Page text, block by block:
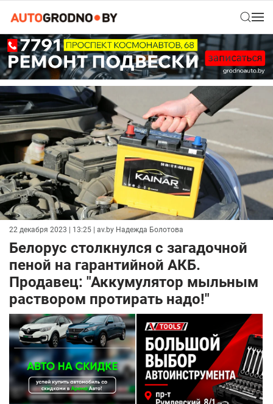
22 декабря 2023 | 13:25 | av.by Надежда Болотова
Белорус столкнулся с загадочной
пеной на гарантийной АКБ.
Продавец: "Аккумулятор мыльным
раствором протирать надо!"